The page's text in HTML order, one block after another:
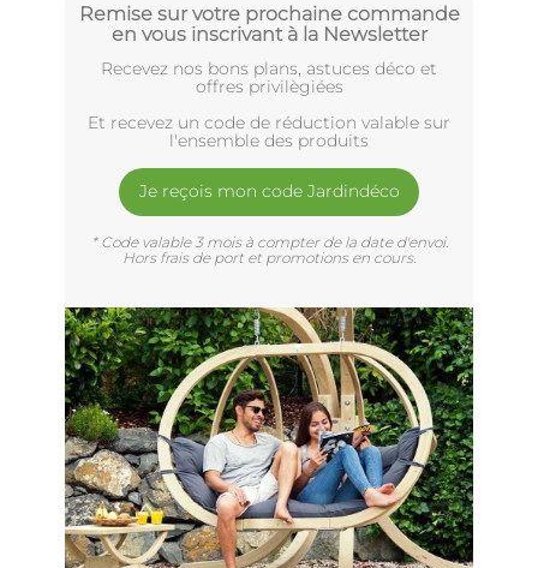
Remise sur votre prochaine commande
en vous inscrivant à la Newsletter
Recevez nos bons plans, astuces déco et
offres privilègiées
Et recevez un code de réduction valable sur
l'ensemble des produits
Je reçois mon code Jardindéco
* Code valable 3 mois à compter de la date d'envoi.
Hors frais de port et promotions en cours.